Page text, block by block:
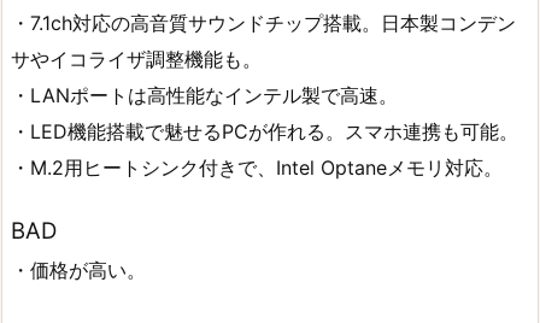
・7.1ch対応の高音質サウンドチップ搭載。日本製コンデン
サやイコライザ調整機能も。
・LANポートは高性能なインテル製で高速。
・LED機能搭載で魅せるPCが作れる。スマホ連携も可能。
・M.2用ヒートシンク付きで、Intel Optaneメモリ対応。
BAD
・価格が高い。